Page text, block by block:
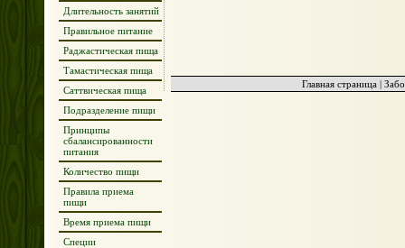
Главная страница|
Длительность занятий
Правильное питание
Раджастическая пища
Тамастическая пища
Саттвическая пища
Подразделение пищи
Принципы
сбалансированности
питания
Количество пищи
Правила приема
пищи
Время приема пищи
Специи